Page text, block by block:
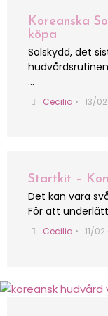
Koreanska
köpa
Solskydd, det
…
Cecilia • 13/
Startkit –
Det kan vara
För att
Cecilia • 11/